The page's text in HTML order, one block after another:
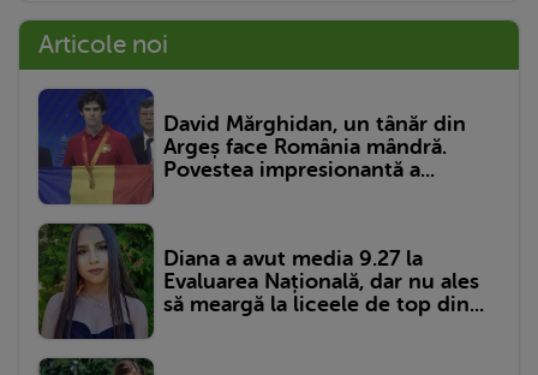
Articole noi
David Mărghidan, un tânăr din
Argeș face România mândră.
Povestea impresionantă a...
Diana a avut media 9.27 la
Evaluarea Națională, dar nu ales
să meargă la liceele de top din...